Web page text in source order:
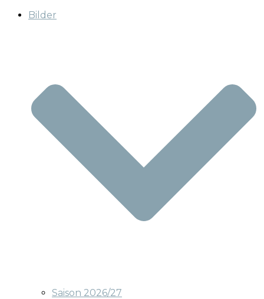
Bilder
Saison 2026/27